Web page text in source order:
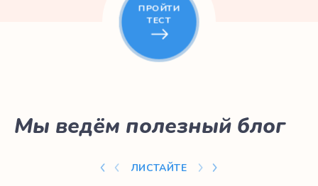
ПРОЙТИ
ТЕСТ
Мы ведём полезный блог
ЛИСТАЙТЕ